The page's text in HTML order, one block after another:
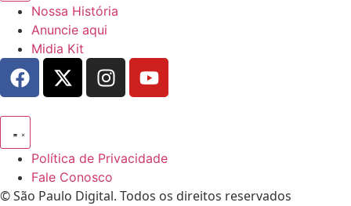
Nossa História
Anuncie aqui
Midia Kit
Política de Privacidade
Fale Conosco
© São Paulo Digital. Todos os direitos reservados